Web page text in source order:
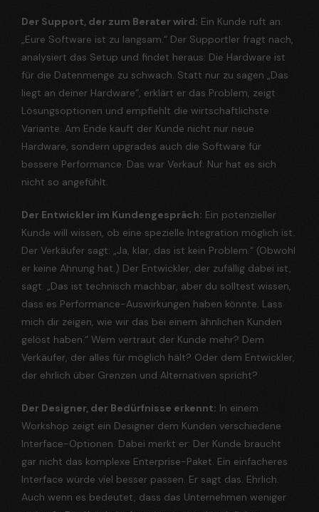
Der Support, der zum Berater wird: Ein Kunde ruft an:
„Eure Software ist zu langsam.“ Der Supportler fragt nach,
analysiert das Setup und findet heraus: Die Hardware ist
für die Datenmenge zu schwach. Statt nur zu sagen „Das
liegt an deiner Hardware“, erklärt er das Problem, zeigt
Lösungsoptionen und empfiehlt die wirtschaftlichste
Variante. Am Ende kauft der Kunde nicht nur neue
Hardware, sondern upgrades auch die Software für
bessere Performance. Das war Verkauf. Nur hat es sich
nicht so angefühlt.
Der Entwickler im Kundengespräch: Ein potenzieller
Kunde will wissen, ob eine spezielle Integration möglich ist.
Der Verkäufer sagt: „Ja, klar, das ist kein Problem.“ (Obwohl
er keine Ahnung hat.) Der Entwickler, der zufällig dabei ist,
sagt: „Das ist technisch machbar, aber du solltest wissen,
dass es Performance-Auswirkungen haben könnte. Lass
mich dir zeigen, wie wir das bei einem ähnlichen Kunden
gelöst haben.“ Wem vertraut der Kunde mehr? Dem
Verkäufer, der alles für möglich hält? Oder dem Entwickler,
der ehrlich über Grenzen und Alternativen spricht?
Der Designer, der Bedürfnisse erkennt: In einem
Workshop zeigt ein Designer dem Kunden verschiedene
Interface-Optionen. Dabei merkt er: Der Kunde braucht
gar nicht das komplexe Enterprise-Paket. Ein einfacheres
Interface würde viel besser passen. Er sagt das. Ehrlich.
Auch wenn es bedeutet, dass das Unternehmen weniger